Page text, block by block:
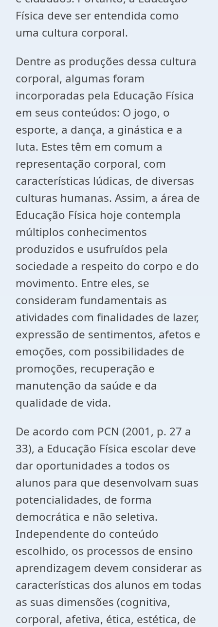
Física deve ser entendida como
uma cultura corporal.
Dentre as produções dessa cultura
corporal, algumas foram
incorporadas pela Educação Física
em seus conteúdos: O jogo, o
esporte, a dança, a ginástica e a
luta. Estes têm em comum a
representação corporal, com
características lúdicas, de diversas
culturas humanas. Assim, a área de
Educação Física hoje contempla
múltiplos conhecimentos
produzidos e usufruídos pela
sociedade a respeito do corpo e do
movimento. Entre eles, se
consideram fundamentais as
atividades com finalidades de lazer,
expressão de sentimentos, afetos e
emoções, com possibilidades de
promoções, recuperação e
manutenção da saúde e da
qualidade de vida.
De acordo com PCN (2001, p. 27 a
33), a Educação Física escolar deve
dar oportunidades a todos os
alunos para que desenvolvam suas
potencialidades, de forma
democrática e não seletiva.
Independente do conteúdo
escolhido, os processos de ensino
aprendizagem devem considerar as
características dos alunos em todas
as suas dimensões (cognitiva,
corporal, afetiva, ética, estética, de